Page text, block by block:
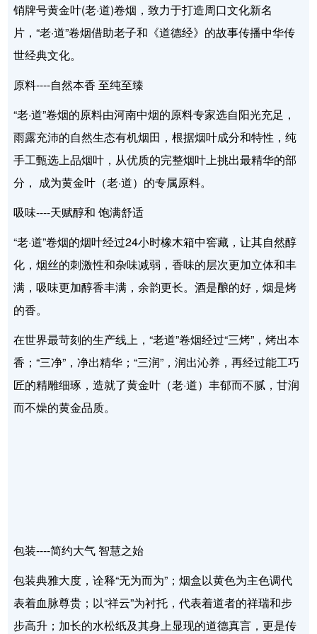
销牌号黄金叶(老·道)卷烟，致力于打造周口文化新名
片，“老·道”卷烟借助老子和《道德经》的故事传播中华传
世经典文化。
原料----自然本香 至纯至臻
“老·道”卷烟的原料由河南中烟的原料专家选自阳光充足，
雨露充沛的自然生态有机烟田，根据烟叶成分和特性，纯
手工甄选上品烟叶，从优质的完整烟叶上挑出最精华的部
分， 成为黄金叶（老·道）的专属原料。
吸味----天赋醇和 饱满舒适
“老·道”卷烟的烟叶经过24小时橡木箱中窖藏，让其自然醇
化，烟丝的刺激性和杂味减弱，香味的层次更加立体和丰
满，吸味更加醇香丰满，余韵更长。酒是酿的好，烟是烤
的香。
在世界最苛刻的生产线上，“老道”卷烟经过“三烤”，烤出本
香；“三净”，净出精华；“三润”，润出沁养，再经过能工巧
匠的精雕细琢，造就了黄金叶（老·道）丰郁而不腻，甘润
而不燥的黄金品质。
包装----简约大气 智慧之始
包装典雅大度，诠释“无为而为”；烟盒以黄色为主色调代
表着血脉尊贵；以“祥云”为衬托，代表着道者的祥瑞和步
步高升；加长的水松纸及其身上显现的道德真言，更是传